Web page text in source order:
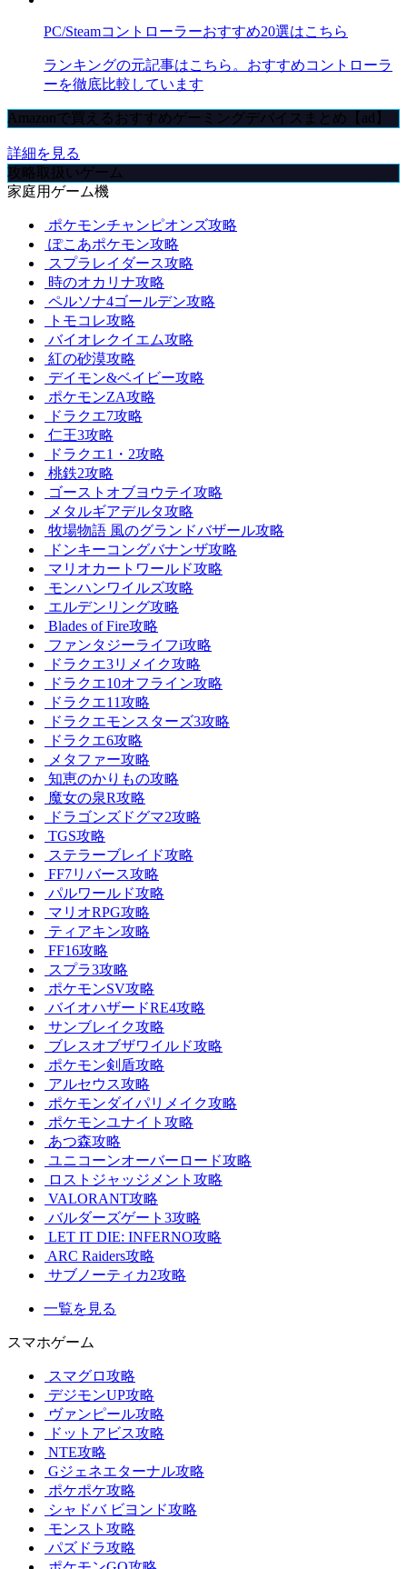
PC/Steamコントローラーおすすめ20選はこちら
ランキングの元記事はこちら。おすすめコントローラ
ーを徹底比較しています
Amazonで買えるおすすめゲーミングデバイスまとめ【ad】
詳細を見る
攻略取扱いゲーム
家庭用ゲーム機
ポケモンチャンピオンズ攻略
ぽこあポケモン攻略
スプラレイダース攻略
時のオカリナ攻略
ペルソナ4ゴールデン攻略
トモコレ攻略
バイオレクイエム攻略
紅の砂漠攻略
デイモン&ベイビー攻略
ポケモンZA攻略
ドラクエ7攻略
仁王3攻略
ドラクエ1・2攻略
桃鉄2攻略
ゴーストオブヨウテイ攻略
メタルギアデルタ攻略
牧場物語 風のグランドバザール攻略
ドンキーコングバナンザ攻略
マリオカートワールド攻略
モンハンワイルズ攻略
エルデンリング攻略
Blades of Fire攻略
ファンタジーライフi攻略
ドラクエ3リメイク攻略
ドラクエ10オフライン攻略
ドラクエ11攻略
ドラクエモンスターズ3攻略
ドラクエ6攻略
メタファー攻略
知恵のかりもの攻略
魔女の泉R攻略
ドラゴンズドグマ2攻略
TGS攻略
ステラーブレイド攻略
FF7リバース攻略
パルワールド攻略
マリオRPG攻略
ティアキン攻略
FF16攻略
スプラ3攻略
ポケモンSV攻略
バイオハザードRE4攻略
サンブレイク攻略
ブレスオブザワイルド攻略
ポケモン剣盾攻略
アルセウス攻略
ポケモンダイパリメイク攻略
ポケモンユナイト攻略
あつ森攻略
ユニコーンオーバーロード攻略
ロストジャッジメント攻略
VALORANT攻略
バルダーズゲート3攻略
LET IT DIE: INFERNO攻略
ARC Raiders攻略
サブノーティカ2攻略
一覧を見る
スマホゲーム
スマグロ攻略
デジモンUP攻略
ヴァンピール攻略
ドットアビス攻略
NTE攻略
Gジェネエターナル攻略
ポケポケ攻略
シャドバ ビヨンド攻略
モンスト攻略
パズドラ攻略